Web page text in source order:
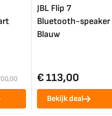
JBL Flip 7
Bluetooth-speaker
Blauw
€ 113,00
Bekijk deal